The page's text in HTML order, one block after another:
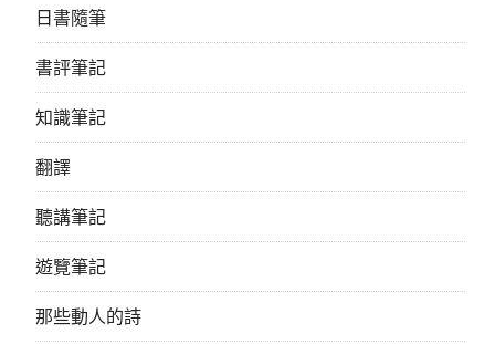
日書隨筆
書評筆記
知識筆記
翻譯
聽講筆記
遊覽筆記
那些動人的詩